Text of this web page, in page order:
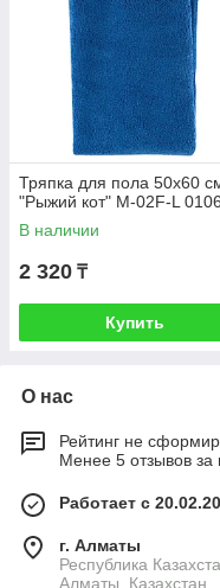
Тряпка для пола 50х60
"Рыжий кот" M-02F-L 0106
В наличии
2 320 ₸
Купить
О нас
Рейтинг не
Менее 5 отзывов за
Работает с
г. Алматы
Республика
Алматы, Казахстан